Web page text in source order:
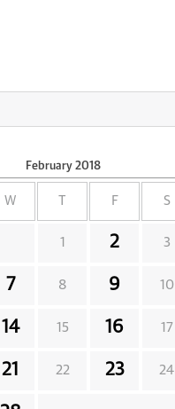
February 2018
W F S
1 2 3
7 8 9 10
14 15 16 17
21 22 23 24